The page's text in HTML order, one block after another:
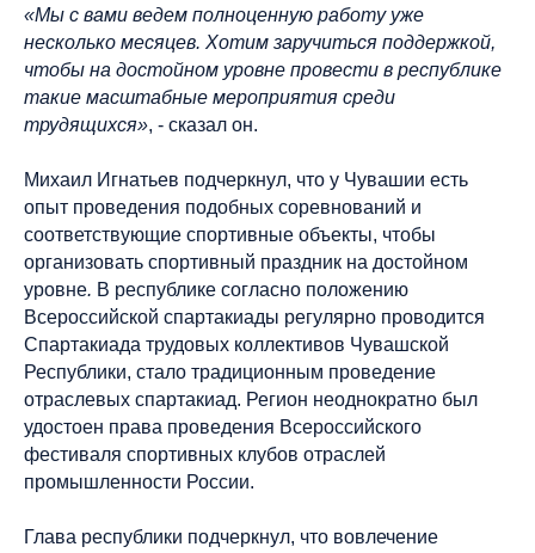
«Мы с вами ведем полноценную работу уже
несколько месяцев. Хотим заручиться поддержкой,
чтобы на достойном уровне провести в республике
такие масштабные мероприятия среди
трудящихся», - сказал он.
Михаил Игнатьев подчеркнул, что у Чувашии есть
опыт проведения подобных соревнований и
соответствующие спортивные объекты, чтобы
организовать спортивный праздник на достойном
уровне. В республике согласно положению
Всероссийской спартакиады регулярно проводится
Спартакиада трудовых коллективов Чувашской
Республики, стало традиционным проведение
отраслевых спартакиад. Регион неоднократно был
удостоен права проведения Всероссийского
фестиваля спортивных клубов отраслей
промышленности России.
Глава республики подчеркнул, что вовлечение